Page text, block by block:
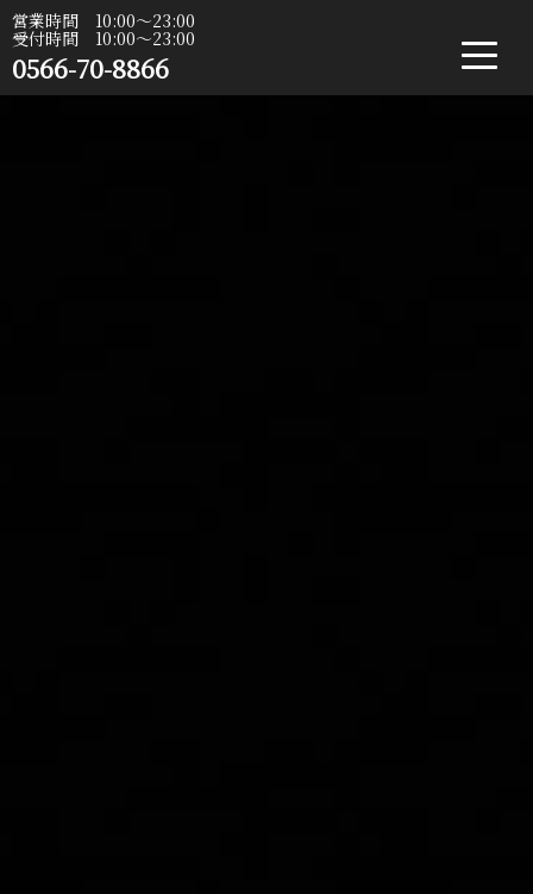
営業時間 10:00〜23:00
受付時間 10:00〜23:00
0566-70-8866